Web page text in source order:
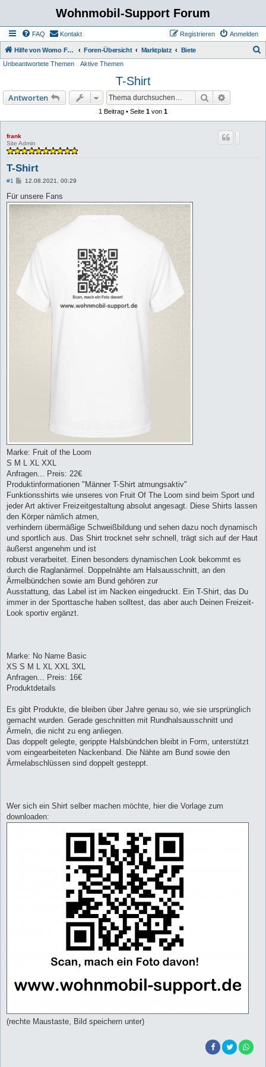
Wohnmobil-Support Forum
FAQ Kontakt Anmelden
Registrieren
Hilfe von Womo Fans für Womo Besitzer Foren-Übersicht Marktplatz Biete
Unbeantwortete Themen Aktive Themen
T-Shirt
Antworten Suche
1 Beitrag • Seite 1 von 1
frank
Site Admin
T-Shirt
#1
B
i
t
12.08.2021, 00:29
Für unsere Fans
Marke: Fruit of the Loom
S M L XL XXL
Anfragen... Preis: 22€
Produktinformationen "Männer T-Shirt atmungsaktiv"
Funktionsshirts wie unseres von Fruit Of The Loom sind beim Sport und
jeder Art aktiver Freizeitgestaltung absolut angesagt. Diese Shirts lassen
den Körper nämlich atmen,
verhindern übermäßige Schweißbildung und sehen dazu noch dynamisch
und sportlich aus. Das Shirt trocknet sehr schnell, trägt sich auf der Haut
äußerst angenehm und ist
robust verarbeitet. Einen besonders dynamischen Look bekommt es
durch die Raglanärmel. Doppelnähte am Halsausschnitt, an den
Ärmelbündchen sowie am Bund gehören zur
Ausstattung, das Label ist im Nacken eingedruckt. Ein T-Shirt, das Du
immer in der Sporttasche haben solltest, das aber auch Deinen Freizeit-
Look sportiv ergänzt.
Marke: No Name Basic
XS S M L XL XXL 3XL
Anfragen... Preis: 16€
Produktdetails
Es gibt Produkte, die bleiben über Jahre genau so, wie sie ursprünglich
gemacht wurden. Gerade geschnitten mit Rundhalsausschnitt und
Ärmeln, die nicht zu eng anliegen.
Das doppelt gelegte, gerippte Halsbündchen bleibt in Form, unterstützt
vom eingearbeiteten Nackenband. Die Nähte am Bund sowie den
Ärmelabschlüssen sind doppelt gesteppt.
Wer sich ein Shirt selber machen möchte, hier die Vorlage zum
downloaden:
(rechte Maustaste, Bild speichern unter)